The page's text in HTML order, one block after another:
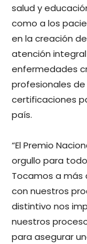
salud y
como a los
en la creación
atención
enfermedades
profesionales
certificaciones
país.
“El Premio
orgullo para
Tocamos a más
con nuestros
distintivo nos
nuestros
para asegurar